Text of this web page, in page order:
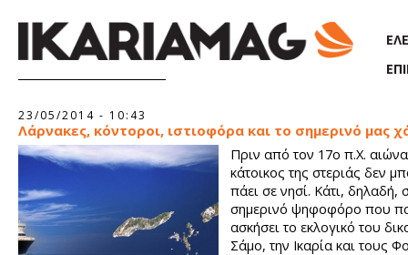
23/05/2014 - 10:43
Λάρνακες, κόντοροι, ιστιοφόρα και το σημερινό μας
Πριν από τον 17ο π.Χ.
κάτοικος της στεριάς δεν
πάει σε νησί. Κάτι, δηλαδή,
σημερινό ψηφοφόρο που
ασκήσει το εκλογικό του
Σάμο, την Ικαρία και τους